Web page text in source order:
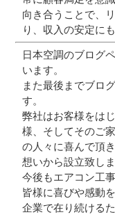
向き合うことで、
り、収入の安定に
日本空調のブログ
います。
また最後までブロ
す。
弊社はお客様をは
様、そしてそのご
の人々に喜んで頂
想いから設立致しま
今後もエアコン工
皆様に喜びや感動
企業で在り続ける